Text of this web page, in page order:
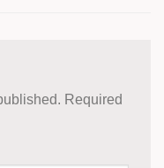
Required